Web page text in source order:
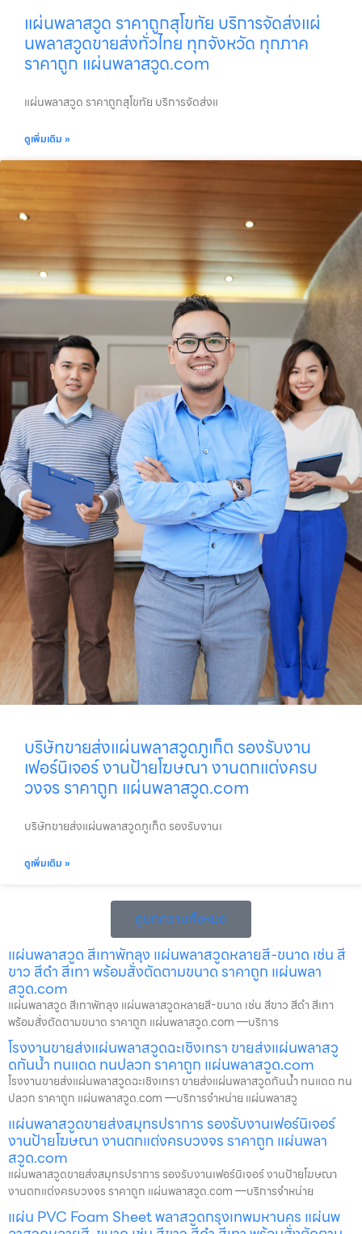
แผ่นพลาสวูด ราคาถูกสุโขทัย บริการจัดส่งแผ่
นพลาสวูดขายส่งทั่วไทย ทุกจังหวัด ทุกภาค
ราคาถูก แผ่นพลาสวูด.com
แผ่นพลาสวูด ราคาถูกสุโขทัย บริการจัดส่งแ
ดูเพิ่มเติม »
บริษัทขายส่งแผ่นพลาสวูดภูเก็ต รองรับงาน
เฟอร์นิเจอร์ งานป้ายโฆษณา งานตกแต่งครบ
วงจร ราคาถูก แผ่นพลาสวูด.com
บริษัทขายส่งแผ่นพลาสวูดภูเก็ต รองรับงานเ
ดูเพิ่มเติม »
ดูบทความทั้งหมด
แผ่นพลาสวูด สีเทาพัทลุง แผ่นพลาสวูดหลายสี-ขนาด เช่น สี
ขาว สีดำ สีเทา พร้อมสั่งตัดตามขนาด ราคาถูก แผ่นพลา
สวูด.com
แผ่นพลาสวูด สีเทาพัทลุง แผ่นพลาสวูดหลายสี-ขนาด เช่น สีขาว สีดำ สีเทา
พร้อมสั่งตัดตามขนาด ราคาถูก แผ่นพลาสวูด.com —บริการ
โรงงานขายส่งแผ่นพลาสวูดฉะเชิงเทรา ขายส่งแผ่นพลาสวู
ดกันน้ำ ทนแดด ทนปลวก ราคาถูก แผ่นพลาสวูด.com
โรงงานขายส่งแผ่นพลาสวูดฉะเชิงเทรา ขายส่งแผ่นพลาสวูดกันน้ำ ทนแดด ทน
ปลวก ราคาถูก แผ่นพลาสวูด.com —บริการจำหน่าย แผ่นพลาสวู
แผ่นพลาสวูดขายส่งสมุทรปราการ รองรับงานเฟอร์นิเจอร์
งานป้ายโฆษณา งานตกแต่งครบวงจร ราคาถูก แผ่นพลา
สวูด.com
แผ่นพลาสวูดขายส่งสมุทรปราการ รองรับงานเฟอร์นิเจอร์ งานป้ายโฆษณา
งานตกแต่งครบวงจร ราคาถูก แผ่นพลาสวูด.com —บริการจำหน่าย
แผ่น PVC Foam Sheet พลาสวูดกรุงเทพมหานคร แผ่นพ